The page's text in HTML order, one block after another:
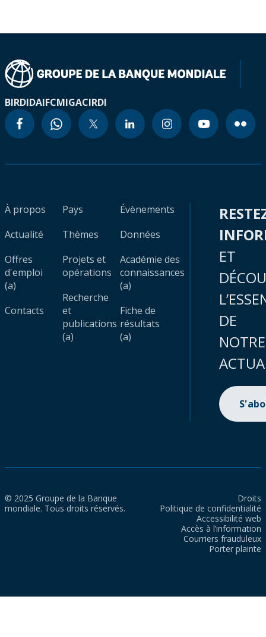
BIRDIDAIFCMIGACIRDI
À propos
Actualité
Offres
d'emploi
(a)
Contacts
Pays
Thèmes
Projets et
opérations
Recherche
et
publications
(a)
Évènements
Données
Académie des
connaissances
(a)
Fiche de
résultats
(a)
ET
DE
NOTRE
© 2025 Groupe de la Banque
mondiale. Tous droits réservés.
Droits
Politique de confidentialité
Accessibilité web
Accès à l’information
Courriers frauduleux
Porter plainte